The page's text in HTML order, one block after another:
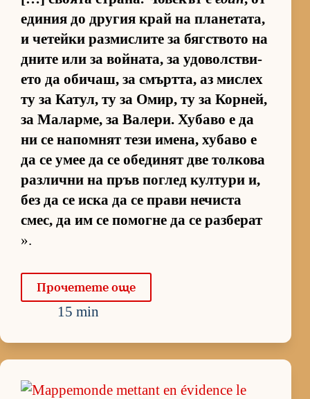
еди­ния до дру­гия край на пла­не­та­та,
и че­тейки раз­мис­лите за бяг­с­т­вото на
дните или за вой­на­та, за удо­вол­с­т­ви­
ето да оби­чаш, за смърт­та, аз мис­лех
ту за Ка­тул, ту за Омир, ту за Кор­ней,
за Ма­лар­ме, за Ва­ле­ри. Ху­баво е да
ни се на­пом­нят тези име­на, ху­баво е
да се умее да се обе­ди­нят две тол­кова
раз­лични на пръв пог­лед кул­тури и,
без да се иска да се прави не­чиста
смес, да им се по­могне да се раз­бе­рат
».
Про­че­тете още
15 min